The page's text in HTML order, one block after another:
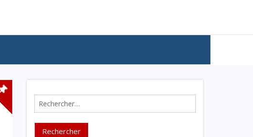
Rechercher :